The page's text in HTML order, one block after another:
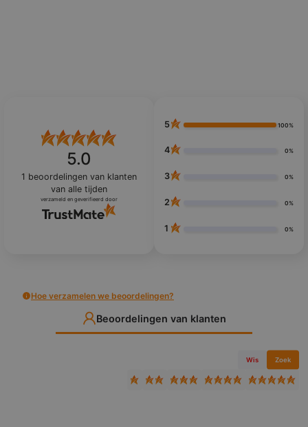
5.0
1 beoordelingen van klanten
van alle tijden
verzameld en geverifieerd door
5 100%
4 0%
3 0%
2 0%
1 0%
Hoe verzamelen we beoordelingen?
Beoordelingen van klanten
Wis Zoek